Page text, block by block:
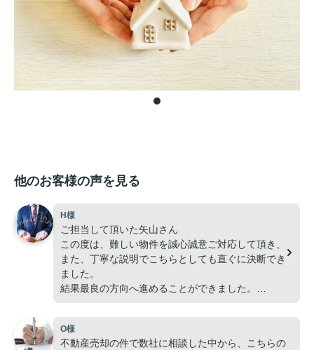
他のお客様の声を見る
H様
ご担当して頂いた矢山さん
この度は、難しい物件を誠心誠意ご対応して頂き、
また、丁寧な説明でこちらとしても直ぐに決断でき
ました。
結果最良の方向へ進めることができました。
O様
不動産売却の件で数社に相談した中から、こちらの